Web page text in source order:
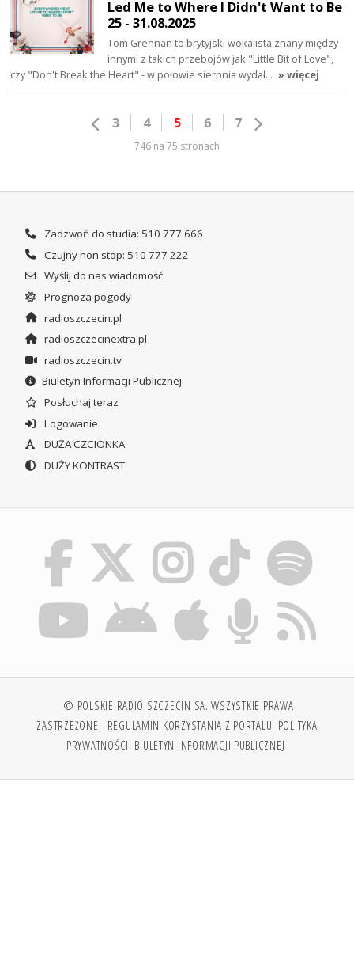
Led Me to Where I Didn't Want to Be
25 - 31.08.2025
Tom Grennan to brytyjski wokalista znany między
innymi z takich przebojów jak "Little Bit of Love",
czy "Don't Break the Heart" - w połowie sierpnia wydał… » więcej
3 4 5 6 7
746 na 75 stronach
Zadzwoń do studia: 510 777 666
Czujny non stop: 510 777 222
Wyślij do nas wiadomość
Prognoza pogody
radioszczecin.pl
radioszczecinextra.pl
radioszczecin.tv
Biuletyn Informacji Publicznej
Posłuchaj teraz
Logowanie
DUŻA CZCIONKA
DUŻY KONTRAST
© POLSKIE RADIO SZCZECIN SA. WSZYSTKIE PRAWA
ZASTRZEŻONE. REGULAMIN KORZYSTANIA Z PORTALU POLITYKA
PRYWATNOŚCI BIULETYN INFORMACJI PUBLICZNEJ